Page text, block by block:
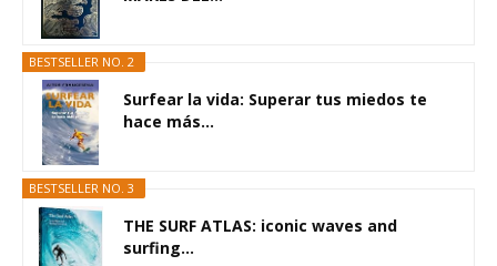
BESTSELLER NO. 2
Surfear la vida: Superar tus miedos te
hace más...
BESTSELLER NO. 3
THE SURF ATLAS: iconic waves and
surfing...